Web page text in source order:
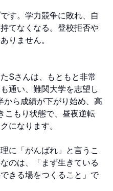
す。学力競争に敗れ、自
てなくなる。登校拒否や
りません。
Sさんは、もともと非常
通い、難関大学を志望し
から成績が下がり始め、高
こもり状態で、昼夜逆転
になります。
に「がんばれ」と言うこ
のは、「まず生きている
きる場をつくること」で